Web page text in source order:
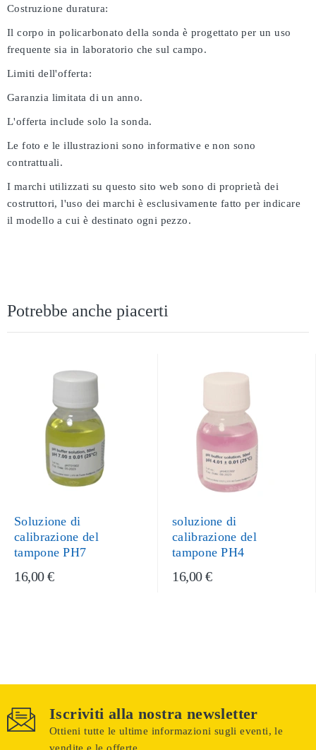
Costruzione duratura:
Il corpo in policarbonato della sonda è progettato per un uso
frequente sia in laboratorio che sul campo.
Limiti dell'offerta:
Garanzia limitata di un anno.
L'offerta include solo la sonda.
Le foto e le illustrazioni sono informative e non sono
contrattuali.
I marchi utilizzati su questo sito web sono di proprietà dei
costruttori, l'uso dei marchi è esclusivamente fatto per indicare
il modello a cui è destinato ogni pezzo.
Potrebbe anche piacerti
Soluzione di
calibrazione del
tampone PH7
16,00 €
soluzione di
calibrazione del
tampone PH4
16,00 €
Iscriviti alla nostra newsletter
Ottieni tutte le ultime informazioni sugli eventi, le